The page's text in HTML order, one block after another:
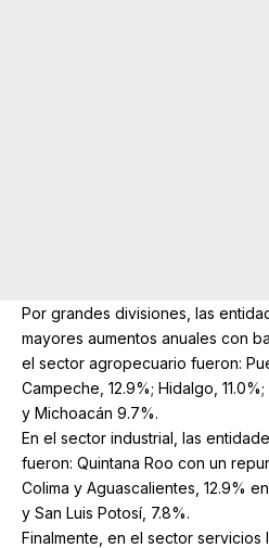
Por grandes divisiones, las
mayores aumentos anuales con
el sector agropecuario fueron:
Campeche, 12.9%; Hidalgo,
y Michoacán 9.7%.
En el sector industrial, las
fueron: Quintana Roo con un
Colima y Aguascalientes, 12.9%
y San Luis Potosí, 7.8%.
Finalmente, en el sector servicios